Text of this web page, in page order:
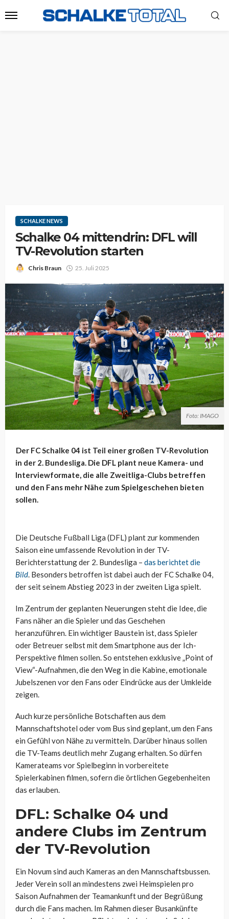
SCHALKE NEWS
Schalke 04 mittendrin: DFL will
TV-Revolution starten
Chris Braun 25. Juli 2025
Foto: IMAGO
Der FC Schalke 04 ist Teil einer großen TV-Revolution
in der 2. Bundesliga. Die DFL plant neue Kamera- und
Interviewformate, die alle Zweitliga-Clubs betreffen
und den Fans mehr Nähe zum Spielgeschehen bieten
sollen.
Die Deutsche Fußball Liga (DFL) plant zur kommenden
Saison eine umfassende Revolution in der TV-
Berichterstattung der 2. Bundesliga – das berichtet die
Bild. Besonders betroffen ist dabei auch der FC Schalke 04,
der seit seinem Abstieg 2023 in der zweiten Liga spielt.
Im Zentrum der geplanten Neuerungen steht die Idee, die
Fans näher an die Spieler und das Geschehen
heranzuführen. Ein wichtiger Baustein ist, dass Spieler
oder Betreuer selbst mit dem Smartphone aus der Ich-
Perspektive filmen sollen. So entstehen exklusive „Point of
View“-Aufnahmen, die den Weg in die Kabine, emotionale
Jubelszenen vor den Fans oder Eindrücke aus der Umkleide
zeigen.
Auch kurze persönliche Botschaften aus dem
Mannschaftshotel oder vom Bus sind geplant, um den Fans
ein Gefühl von Nähe zu vermitteln. Darüber hinaus sollen
die TV-Teams deutlich mehr Zugang erhalten. So dürfen
Kamerateams vor Spielbeginn in vorbereitete
Spielerkabinen filmen, sofern die örtlichen Gegebenheiten
das erlauben.
DFL: Schalke 04 und
andere Clubs im Zentrum
der TV-Revolution
Ein Novum sind auch Kameras an den Mannschaftsbussen.
Jeder Verein soll an mindestens zwei Heimspielen pro
Saison Aufnahmen der Teamankunft und der Begrüßung
durch die Fans machen. Im Rahmen dieser Busankünfte